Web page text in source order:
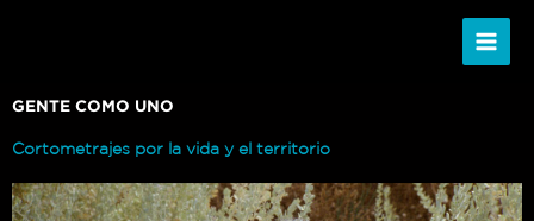
GENTE COMO UNO
Cortometrajes por la vida y el territorio